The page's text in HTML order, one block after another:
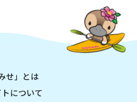
せ」とは
について